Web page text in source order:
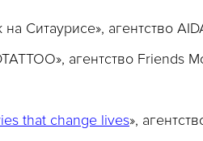
на Ситаурисе», агентство
агентство
that change lives»,